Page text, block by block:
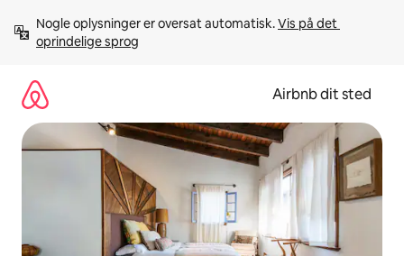
videre
Nogle oplysninger er oversat automatisk. Vis på det
oprindelige sprog
Airbnb dit sted